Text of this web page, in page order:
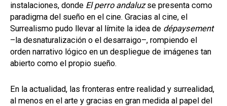
instalaciones, donde El perro andaluzse presenta como
paradigma del sueño en el cine. Gracias al cine, el
Surrealismo pudo llevar al límite la idea de dépaysement
–la desnaturalización o el desarraigo–, rompiendo el
orden narrativo lógico en un despliegue de imágenes tan
abierto como el propio sueño.
En la actualidad, las fronteras entre realidad y surrealidad,
al menos en el arte y gracias en gran medida al papel del